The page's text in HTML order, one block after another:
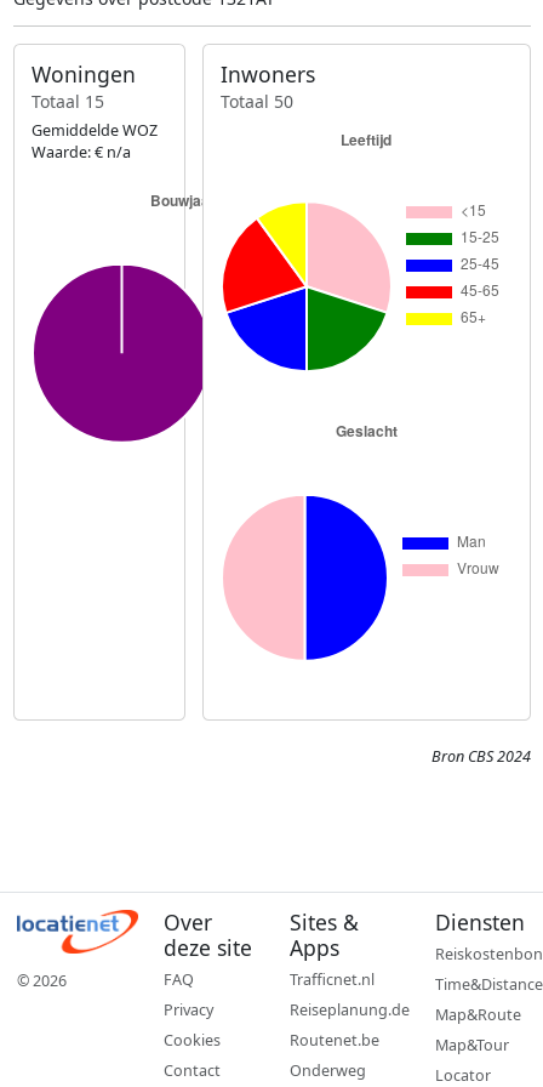
Woningen
Totaal 15
Gemiddelde WOZ
Waarde: € n/a
Inwoners
Totaal 50
Bron CBS 2024
© 2026
Over
deze site
FAQ
Privacy
Cookies
Contact
Sites &
Apps
Trafficnet.nl
Reiseplanung.de
Routenet.be
Onderweg
Diensten
Reiskostenbon
Time&Distance
Map&Route
Map&Tour
Locator